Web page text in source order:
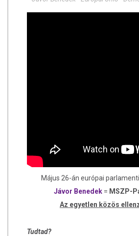
Május 26-án európai
Jávor Benedek= MSZP-
Az egyetlen közös
Tudtad?